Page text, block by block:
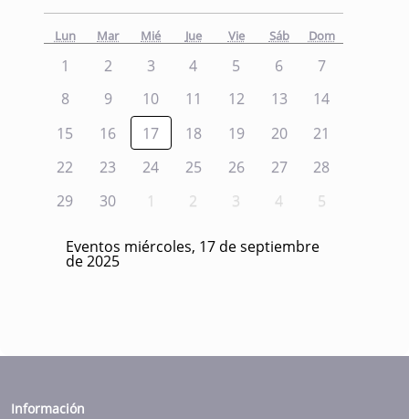
Lun Mar Mié Jue Vie Sáb Dom
1 2 3 4 5 6
7
8
9 10 11 12 13
14
15
16 17 18 19 20
21
22
23 24 25 26 27
28
29
30 1 2 3 4 5
Eventos miércoles, 17 de septiembre
de 2025
Información